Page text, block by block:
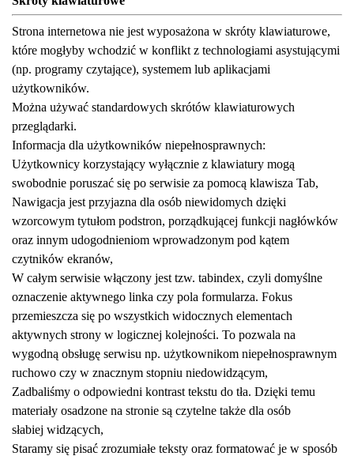
Strona internetowa nie jest wyposażona w skróty klawiaturowe,
które mogłyby wchodzić w konflikt z technologiami asystującymi
(np. programy czytające), systemem lub aplikacjami
użytkowników.
Można używać standardowych skrótów klawiaturowych
przeglądarki.
Informacja dla użytkowników niepełnosprawnych:
Użytkownicy korzystający wyłącznie z klawiatury mogą
swobodnie poruszać się po serwisie za pomocą klawisza Tab,
Nawigacja jest przyjazna dla osób niewidomych dzięki
wzorcowym tytułom podstron, porządkującej funkcji nagłówków
oraz innym udogodnieniom wprowadzonym pod kątem
czytników ekranów,
W całym serwisie włączony jest tzw. tabindex, czyli domyślne
oznaczenie aktywnego linka czy pola formularza. Fokus
przemieszcza się po wszystkich widocznych elementach
aktywnych strony w logicznej kolejności. To pozwala na
wygodną obsługę serwisu np. użytkownikom niepełnosprawnym
ruchowo czy w znacznym stopniu niedowidzącym,
Zadbaliśmy o odpowiedni kontrast tekstu do tła. Dzięki temu
materiały osadzone na stronie są czytelne także dla osób
słabiej widzących,
Staramy się pisać zrozumiałe teksty oraz formatować je w sposób